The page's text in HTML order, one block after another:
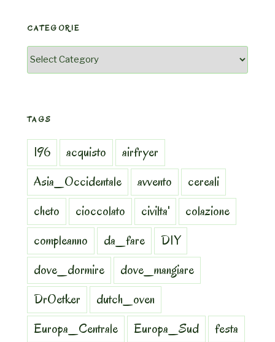
CATEGORIE
Categorie
TAGS
196 acquisto
airfryer
Asia_Occidentale
avvento
cereali
cheto
cioccolato civilta'
colazione
compleanno
da_fare
DIY
dove_dormire
dove_mangiare
DrOetker
dutch_oven
Europa_Centrale
Europa_Sud
festa